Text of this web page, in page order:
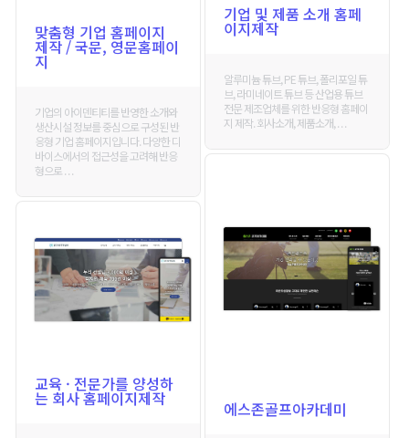
맞춤형 기업 홈페이지
제작 / 국문, 영문홈페이
지
기업의 아이덴티티를 반영한 소개와
생산시설 정보를 중심으로 구성된 반
응형 기업 홈페이지입니다. 다양한 디
바이스에서의 접근성을 고려해 반응
형으로 . . .
기업 및 제품 소개 홈페
이지제작
알루미늄 튜브, PE 튜브, 폴리포일 튜
브, 라미네이트 튜브 등 산업용 튜브
전문 제조업체를 위한 반응형 홈페이
지 제작. 회사소개, 제품소개, . . .
에스존골프아카데미
교육 · 전문가를 양성하
는 회사 홈페이지제작